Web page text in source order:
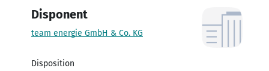
Disponent
team energie GmbH & Co. KG
Disposition